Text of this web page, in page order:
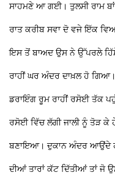
ਸਾਹਮਣੇ ਆ ਗਈ। ਤੁਲਸੀ ਰਾਮ
ਰਾਤ ਕਰੀਬ ਸਵਾ ਦੋ ਵਜੇ ਇੱਕ
ਇਸ ਤੋਂ ਬਾਅਦ ਉਸ ਨੇ ਉੱਪਰਲੇ
ਰਾਹੀਂ ਘਰ ਅੰਦਰ ਦਾਖ਼ਲ ਹੋ ਗਿਆ।
ਡਰਾਇੰਗ ਰੂਮ ਰਾਹੀਂ ਰਸੋਈ ਤੱਕ
ਰਸੋਈ ਵਿੱਚ ਲੱਗੀ ਜਾਲੀ ਨੂੰ ਤੋੜ ਕੇ
ਬਣਾਇਆ। ਦੁਕਾਨ ਅੰਦਰ ਆਉਂਦੇ
ਦੀਆਂ ਤਾਰਾਂ ਕੱਟ ਦਿੱਤੀਆਂ ਤਾਂ ਜੋ